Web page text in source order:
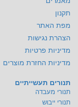
תקנון
מפת האתר
הצהרת נגישות
מדיניות פרטיות
מדיניות החזרת מוצרים
תנורים תעשייתיים
תנורי מעבדה
תנורי ייבוש